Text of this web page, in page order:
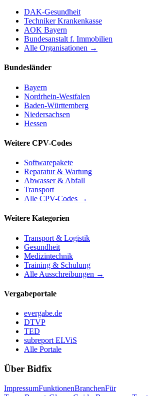
DAK-Gesundheit
Techniker Krankenkasse
AOK Bayern
Bundesanstalt f. Immobilien
Alle Organisationen →
Bundesländer
Bayern
Nordrhein-Westfalen
Baden-Württemberg
Niedersachsen
Hessen
Weitere CPV-Codes
Softwarepakete
Reparatur & Wartung
Abwasser & Abfall
Transport
Alle CPV-Codes →
Weitere Kategorien
Transport & Logistik
Gesundheit
Medizintechnik
Training & Schulung
Alle Ausschreibungen →
Vergabeportale
evergabe.de
DTVP
TED
subreport ELViS
Alle Portale
Über Bidfix
ImpressumFunktionenBranchenFür